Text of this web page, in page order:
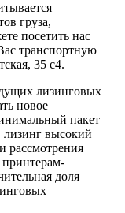
груза,
посетить нас
транспортную
35 c4.
лизинговых
новое
пакет
лизинг высокий
рассмотрения
доля